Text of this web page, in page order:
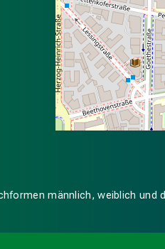
männlich, weiblich